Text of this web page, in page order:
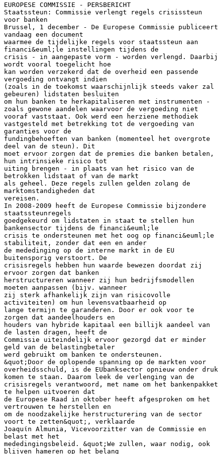
EUROPESE COMMISSIE - PERSBERICHT
Staatssteun: Commissie verlengt regels crisissteun
voor banken
Brussel, 1 december - De Europese Commissie publiceert
vandaag een document
waarmee de tijdelijke regels voor staatssteun aan
financi&euml;le instellingen tijdens de
crisis - in aangepaste vorm - worden verlengd. Daarbij
wordt vooral toegelicht hoe
kan worden verzekerd dat de overheid een passende
vergoeding ontvangt indien
(zoals in de toekomst waarschijnlijk steeds vaker zal
gebeuren) lidstaten besluiten
om hun banken te herkapitaliseren met instrumenten -
zoals gewone aandelen waarvoor de vergoeding niet
vooraf vaststaat. Ook werd een herziene methodiek
vastgesteld met betrekking tot de vergoeding van
garanties voor de
fundingbehoeften van banken (momenteel het overgrote
deel van de steun). Dit
moet ervoor zorgen dat de premies die banken betalen,
hun intrinsieke risico tot
uiting brengen - in plaats van het risico van de
betrokken lidstaat of van de markt
als geheel. Deze regels zullen gelden zolang de
marktomstandigheden dat
vereisen.
In 2008-2009 heeft de Europese Commissie bijzondere
staatssteunregels
goedgekeurd om lidstaten in staat te stellen hun
bankensector tijdens de financi&euml;le
crisis te ondersteunen met het oog op financi&euml;le
stabiliteit, zonder dat een en ander
de mededinging op de interne markt in de EU
buitensporig verstoort. De
crisisregels hebben hun waarde bewezen doordat zij
ervoor zorgen dat banken
herstructureren wanneer zij hun bedrijfsmodellen
moeten aanpassen (bijv. wanneer
zij sterk afhankelijk zijn van risicovolle
activiteiten) om hun levensvatbaarheid op
lange termijn te garanderen. Door er ook voor te
zorgen dat aandeelhouders en
houders van hybride kapitaal een billijk aandeel van
de lasten dragen, heeft de
Commissie uiteindelijk ervoor gezorgd dat er minder
geld van de belastingbetaler
werd gebruikt om banken te ondersteunen.
&quot;Door de oplopende spanning op de markten voor
overheidsschuld, is de EUbanksector opnieuw onder druk
komen te staan. Daarom leek de verlenging van de
crisisregels verantwoord, met name om het bankenpakket
te helpen uitvoeren dat
de Europese Raad in oktober heeft afgesproken om het
vertrouwen te herstellen en
om de noodzakelijke herstructurering van de sector
voort te zetten&quot;, verklaarde
Joaquίn Almunia, Vicevoorzitter van de Commissie en
belast met het
mededingingsbeleid. &quot;We zullen, waar nodig, ook
blijven hameren op het belang